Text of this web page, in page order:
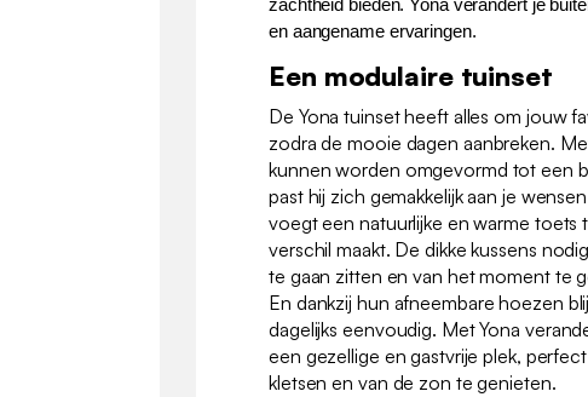
zachtheid bieden. Yona verandert je
en aangename ervaringen.
Een modulaire tuinset
De Yona tuinset heeft alles om jouw
zodra de mooie dagen aanbreken.
kunnen worden omgevormd tot een
past hij zich gemakkelijk aan je
voegt een natuurlijke en warme toets
verschil maakt. De dikke kussens
te gaan zitten en van het moment te
En dankzij hun afneembare hoezen
dagelijks eenvoudig. Met Yona
een gezellige en gastvrije plek,
kletsen en van de zon te genieten.